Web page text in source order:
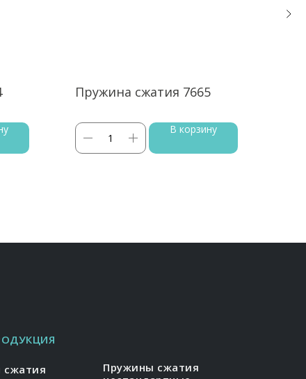
Пружина сжатия 7665
В корзину
сжатия
Пружины сжатия